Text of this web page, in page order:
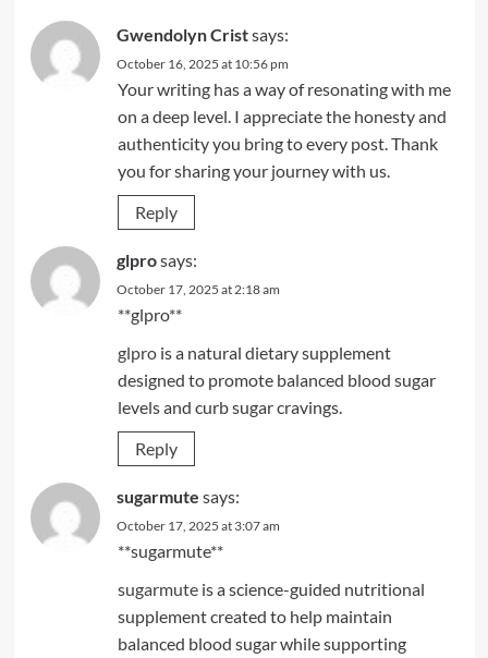
Gwendolyn Cristsays:
October 16, 2025 at 10:56 pm
Your writing has a way of resonating with me
on a deep level. I appreciate the honesty and
authenticity you bring to every post. Thank
you for sharing your journey with us.
Reply
glprosays:
October 17, 2025 at 2:18 am
** glpro**
glprois a natural dietary supplement
designed to promote balanced blood sugar
levels and curb sugar cravings.
Reply
sugarmute says:
October 17, 2025 at 3:07 am
** sugarmute**
sugarmuteis a science-guided nutritional
supplement created to help maintain
balanced blood sugar while supporting